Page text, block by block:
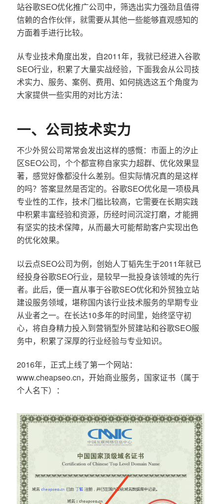
站谷歌SEO优化推广公司中，筛选出实力强劲且值得
信赖的合作伙伴，就需要从其他一些能够直观感知的
方面着手进行比较。
从专业技术角度出发，自2011年，我就已经进入谷歌
SEO行业，积累了大量实战经验，下面我会从公司技
术实力、服务、案例、费用、如何挑选这五个角度为
大家提供一些实用的对比方法：
一、公司技术实力
不少外贸公司常常会发出这样的感慨：市面上的汐止
区SEO公司，个个都宣称自家实力超群、优化效果显
著，感觉好像都没什么差别。但实际情况真的是这样
的吗？答案显然是否定的。谷歌SEO优化是一项极具
专业性的工作，技术门槛比较高，它需要在长期实践
中积累丰富经验和资源，历经时间沉淀打磨，才能拥
有坚实的技术保障，从而最大可能帮助客户实现出色
的优化效果。
以云点SEO公司为例，创始人丁韬先生于2011年就已
经投身谷歌SEO行业，是较早一批投身该领域的先行
者。此后，便一直从事于谷歌SEO优化和外贸独立站
建设服务领域，堪称国内该行业技术服务的早期专业
从业者之一。在长达10多年的时间里，始终坚守初
心，将自身精力投入到营销型外贸建站和谷歌SEO服
务中，积累了深厚的行业经验与专业知识。
2016年，正式上线了第一个网站：
www.cheapseo.cn，开始商业服务，国家证书（属于
个人名下）：